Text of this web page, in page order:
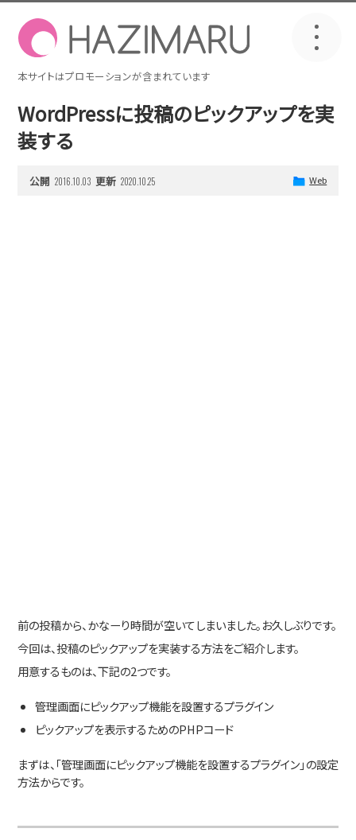
WordPressに投稿のピックアップを実
装する
公開 2016.10.03 更新 2020.10.25 Web
前の投稿から、かなーり時間が空いてしまいました。お久しぶりです。
今回は、投稿のピックアップを実装する方法をご紹介します。
用意するものは、下記の2つです。
管理画面にピックアップ機能を設置するプラグイン
ピックアップを表示するためのPHPコード
まずは、「管理画面にピックアップ機能を設置するプラグイン」の設定
方法からです。